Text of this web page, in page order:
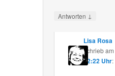
Antworten ↓
Lisa Rosa
schriebam
12:22 Uhr: